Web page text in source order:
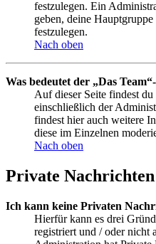
festzulegen. Ein
geben, deine
festzulegen.
Nach oben
Was bedeutet der „Das
Auf dieser Seite findest
einschließlich der
findest hier auch weitere
diese im Einzelnen
Nach oben
Private Nachrichten
Ich kann keine Privaten
Hierfür kann es drei
registriert und / oder nicht